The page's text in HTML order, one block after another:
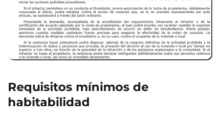
Requisitos mínimos de
habitabilidad